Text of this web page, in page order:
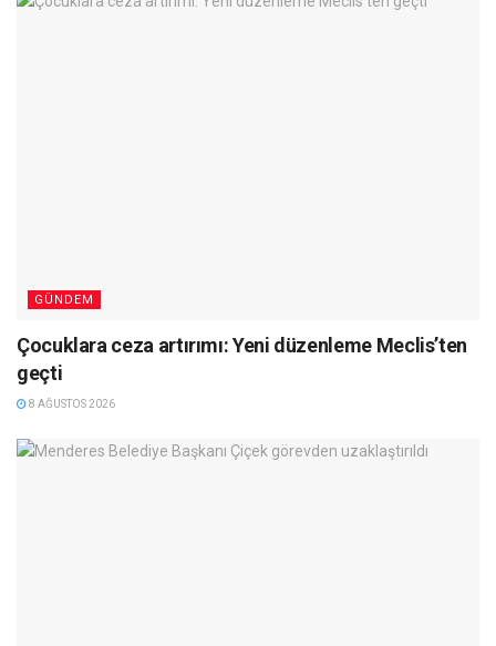
GÜNDEM
Çocuklara ceza artırımı: Yeni düzenleme Meclis’ten
geçti
8 AĞUSTOS 2026